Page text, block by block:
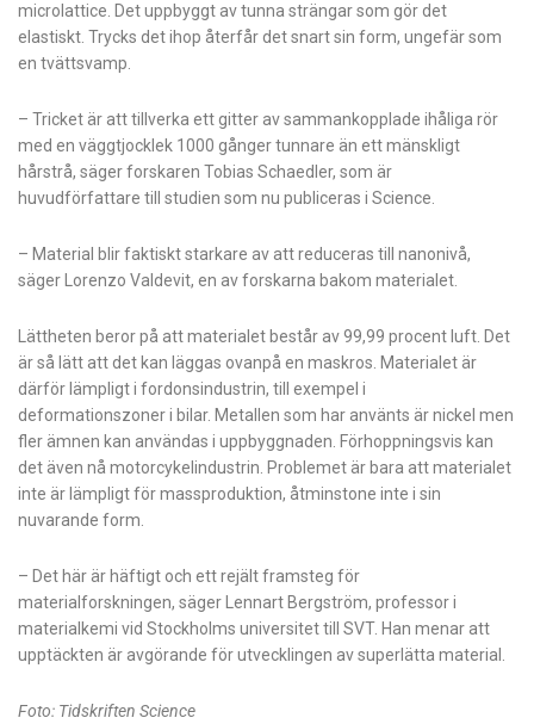
microlattice. Det uppbyggt av tunna strängar som gör det
elastiskt. Trycks det ihop återfår det snart sin form, ungefär som
en tvättsvamp.
– Tricket är att tillverka ett gitter av sammankopplade ihåliga rör
med en väggtjocklek 1000 gånger tunnare än ett mänskligt
hårstrå, säger forskaren Tobias Schaedler, som är
huvudförfattare till studien som nu publiceras i Science.
– Material blir faktiskt starkare av att reduceras till nanonivå,
säger Lorenzo Valdevit, en av forskarna bakom materialet.
Lättheten beror på att materialet består av 99,99 procent luft. Det
är så lätt att det kan läggas ovanpå en maskros. Materialet är
därför lämpligt i fordonsindustrin, till exempel i
deformationszoner i bilar. Metallen som har använts är nickel men
fler ämnen kan användas i uppbyggnaden. Förhoppningsvis kan
det även nå motorcykelindustrin. Problemet är bara att materialet
inte är lämpligt för massproduktion, åtminstone inte i sin
nuvarande form.
– Det här är häftigt och ett rejält framsteg för
materialforskningen, säger Lennart Bergström, professor i
materialkemi vid Stockholms universitet till SVT. Han menar att
upptäckten är avgörande för utvecklingen av superlätta material.
Foto: Tidskriften Science